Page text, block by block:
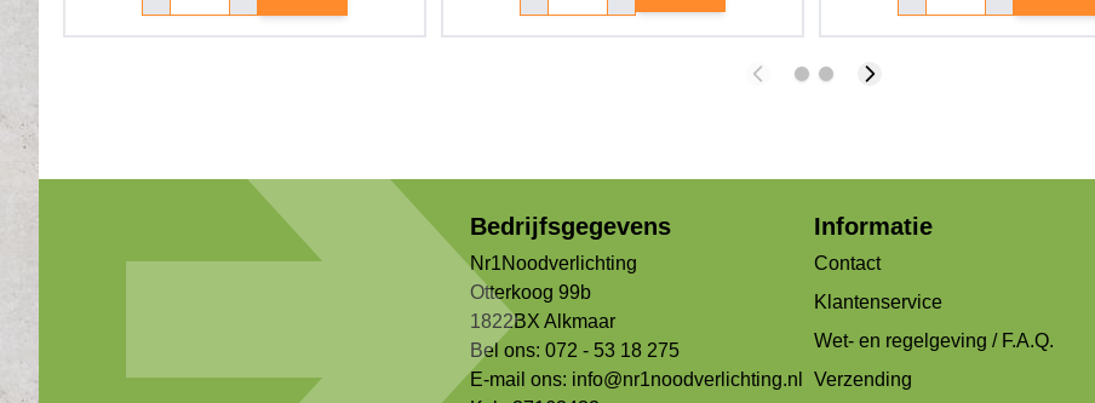
Bedrijfsgegevens
Nr1Noodverlichting
Otterkoog 99b
1822BX Alkmaar
Bel ons: 072 - 53 18 275
E-mail ons: info@nr1noodverlichting.nl
Informatie
Contact
Klantenservice
Wet- en regelgeving / F.A.Q.
Verzending